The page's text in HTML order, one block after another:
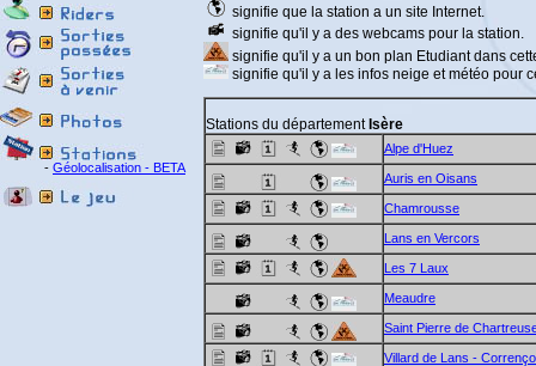
- Géolocalisation - BETA
signifie que la station a un site Internet.
signifie qu'il y a des webcams pour la station.
signifie qu'il y a un bon plan Etudiant dans
signifie qu'il y a les infos neige et météo pour
Stations du département Isère
Alpe d'Huez
Auris en Oisans
Chamrousse
Lans en Vercors
Les 7 Laux
Meaudre
Saint Pierre de
Villard de Lans -